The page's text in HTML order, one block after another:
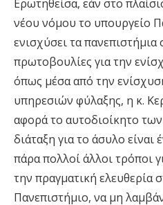
Ερωτηθείσα, εάν στο
νέου νόμου το υπουργείο
ενισχύσει τα πανεπιστήμια
πρωτοβουλίες για την
όπως μέσα από την
υπηρεσιών φύλαξης, η κ.
αφορά το αυτοδιοίκητο
διάταξη για το άσυλο
πάρα πολλοί άλλοι τρόποι
την πραγματική ελευθερία
Πανεπιστήμιο, να μη